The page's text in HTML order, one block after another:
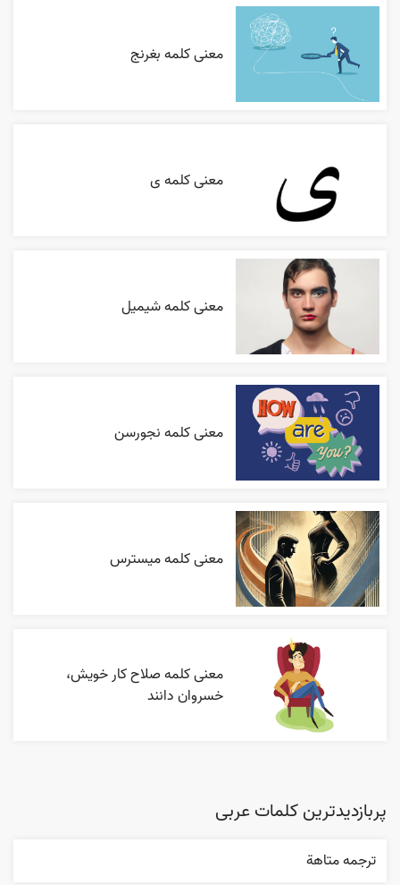
معنی کلمه بغرنج
معنی کلمه ی
معنی کلمه شیمیل
معنی کلمه نجورسن
معنی کلمه میسترس
معنی کلمه صلاح کار خویش،
خسروان دانند
پربازدیدترین کلمات عربی
ترجمه متاهة